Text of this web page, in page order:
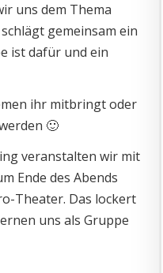
uns dem Thema
gemeinsam ein
ist dafür und ein
ihr mitbringt oder
🙂
veranstalten wir mit
Ende des Abends
Theater. Das lockert
uns als Gruppe